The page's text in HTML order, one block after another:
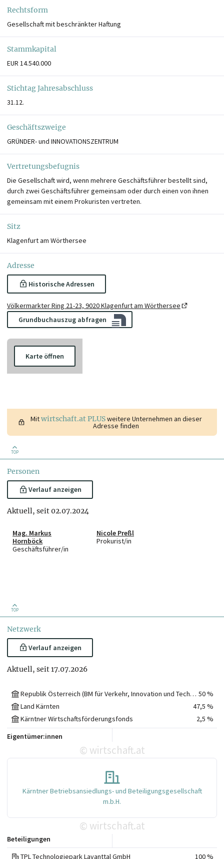
Rechtsform
Gesellschaft mit beschränkter Haftung
Stammkapital
EUR 14.540.000
Stichtag Jahresabschluss
31.12.
Geschäftszweige
GRÜNDER- und INNOVATIONSZENTRUM
Vertretungsbefugnis
Die Gesellschaft wird, wenn mehrere Geschäftsführer bestellt sind,
durch zwei Geschäftsführer gemeinsam oder durch einen von ihnen
gemeinsam mit einem Prokuristen vertreten.
Sitz
Klagenfurt am Wörthersee
Adresse
Historische Adressen
Völkermarkter Ring 21-23, 9020 Klagenfurt am Wörthersee
Grundbuchauszug abfragen
Karte öffnen
Mitwirtschaft.at PLUSweitere Unternehmen an dieser
Adresse finden
TOP
Personen
Verlauf anzeigen
Aktuell, seit 02.07.2024
Mag. Markus
Hornböck
Geschäftsführer/in
Nicole Preßl
Prokurist/in
TOP
Netzwerk
Verlauf anzeigen
Aktuell, seit 17.07.2026
Republik Österreich (BM für Verkehr, Innovation und Technologie) 50 %
Land Kärnten
47,5 %
Kärntner Wirtschaftsförderungsfonds
2,5 %
Eigentümer:innen
© wirtschaft.at
Kärntner Betriebsansiedlungs- und Beteiligungsgesellschaft
m.b.H.
© wirtschaft.at
TPL Technologiepark Lavanttal GmbH 100 %
Beteiligungen